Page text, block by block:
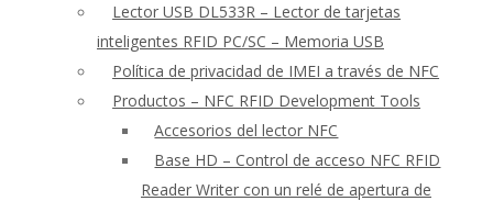
Lector USB DL533R – Lector de tarjetas
inteligentes RFID PC/SC – Memoria USB
Política de privacidad de IMEI a través de NFC
Productos – NFC RFID Development Tools
Accesorios del lector NFC
Base HD – Control de acceso NFC RFID
Reader Writer con un relé de apertura de